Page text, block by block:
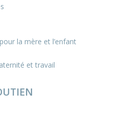
la mère et l’enfant
et travail